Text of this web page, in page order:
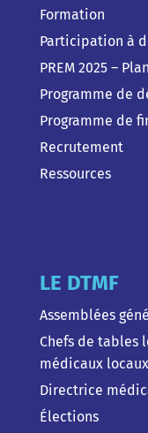
Formation
Participation à
PREM 2025 –
Programme de
Programme de
Recrutement
Ressources
LE DTMF
Assemblées
Chefs de tables
médicaux locaux
Directrice
Élections